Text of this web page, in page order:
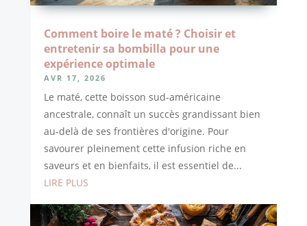
Comment boire le maté ? Choisir et
entretenir sa bombilla pour une
expérience optimale
AVR 17, 2026
Le maté, cette boisson sud-américaine
ancestrale, connaît un succès grandissant bien
au-delà de ses frontières d'origine. Pour
savourer pleinement cette infusion riche en
saveurs et en bienfaits, il est essentiel de...
LIRE PLUS